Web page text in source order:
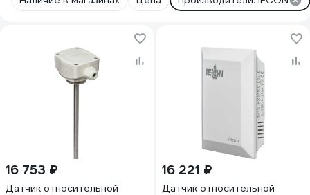
16 753 ₽
Датчик относительной
16 221 ₽
Датчик относительной